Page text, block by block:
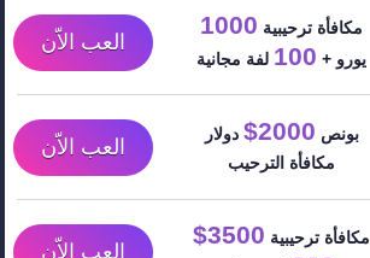
مكافأة ترحيبية 1000
يورو + 100 لفة مجانية
العب الاّن
بونص 2000$
دولار
مكافأة الترحيب
العب الاّن
مكافأة ترحيبية 3500$
العب الاّن